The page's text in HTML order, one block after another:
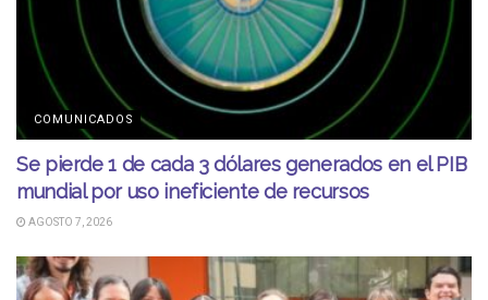
COMUNICADOS
Se pierde 1 de cada 3 dólares generados en el PIB
mundial por uso ineficiente de recursos
AGOSTO 7, 2026